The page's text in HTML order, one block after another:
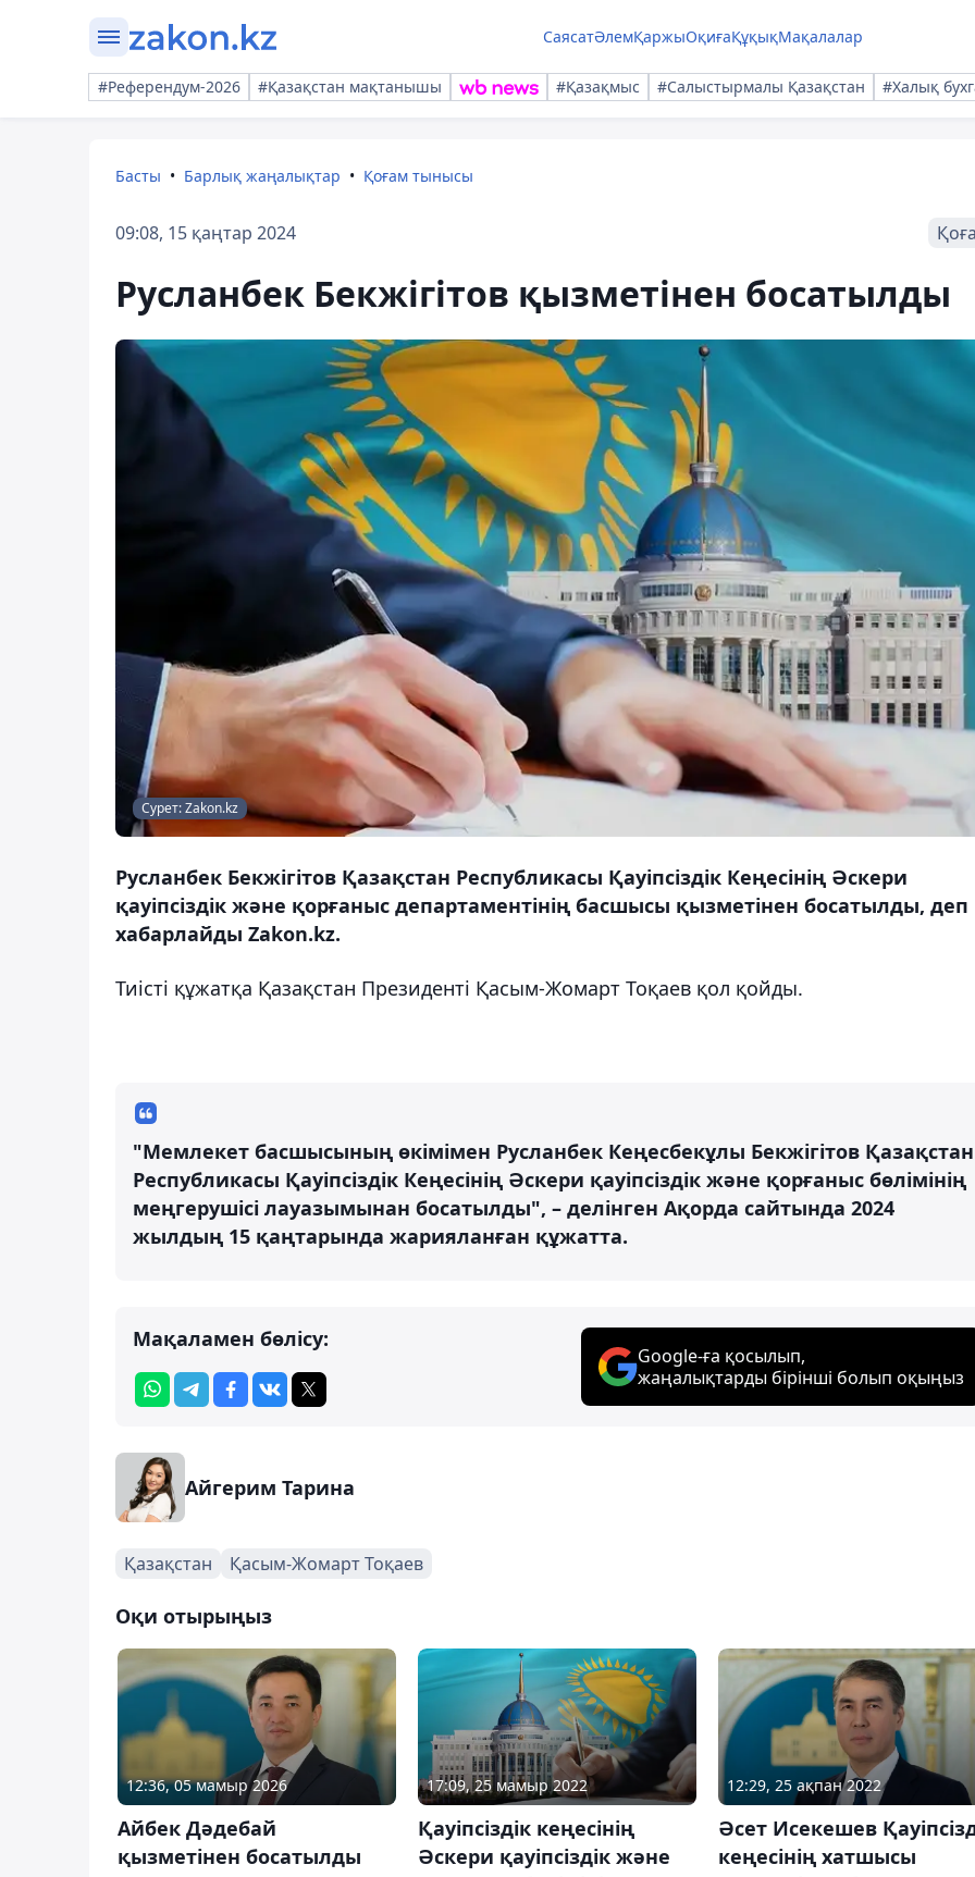
СаясатӘлемҚаржыОқиғаҚұқықМақалалар
#Референдум-2026 #Қазақстан мақтанышы #Қазақмыс #Салыстырмалы Қазақстан #Халық
Басты Барлық жаңалықтар Қоғам тынысы
09:08, 15 қаңтар 2024
Русланбек Бекжігітов қызметінен босатылды
Сурет: Zakon.kz
Русланбек Бекжігітов Қазақстан Республикасы Қауіпсіздік Кеңесінің Әскери
қауіпсіздік және қорғаныс департаментінің басшысы қызметінен босатылды, деп
хабарлайды Zakon.kz.
Тиісті құжатқа Қазақстан Президенті Қасым-Жомарт Тоқаев қол қойды.
"Мемлекет басшысының өкімімен Русланбек Кеңесбекұлы Бекжігітов Қазақстан
Республикасы Қауіпсіздік Кеңесінің Әскери қауіпсіздік және қорғаныс бөлімінің
меңгерушісі лауазымынан босатылды", – делінген Ақорда сайтында 2024
жылдың 15 қаңтарында жарияланған құжатта.
Мақаламен бөлісу:
Google-ға қосылып,
жаңалықтарды бірінші болып оқыңыз
Айгерим Тарина
Қазақстан Қасым-Жомарт Тоқаев
Оқи отырыңыз
12:36, 05 мамыр 2026
Айбек Дәдебай
қызметінен босатылды
17:09, 25 мамыр 2022
Қауіпсіздік кеңесінің
Әскери қауіпсіздік және
12:29, 25 ақпан 2022
Әсет Исекешев
кеңесінің хатшысы